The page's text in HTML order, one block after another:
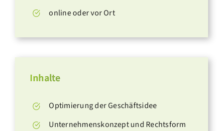
online oder vor Ort
Inhalte
Optimierung der Geschäftsidee
Unternehmenskonzept und Rechtsform